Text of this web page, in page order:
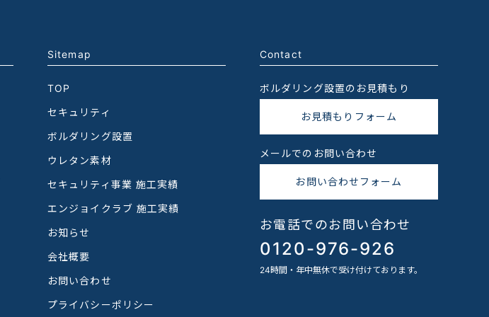
Sitemap
TOP
セキュリティ
ボルダリング設置
ウレタン素材
セキュリティ事業 施工実績
エンジョイクラブ 施工実績
お知らせ
会社概要
お問い合わせ
プライバシーポリシー
Contact
ボルダリング設置のお見積もり
お見積もりフォーム
メールでのお問い合わせ
お問い合わせフォーム
お電話でのお問い合わせ
0120-976-926
24時間・年中無休で受け付けております。